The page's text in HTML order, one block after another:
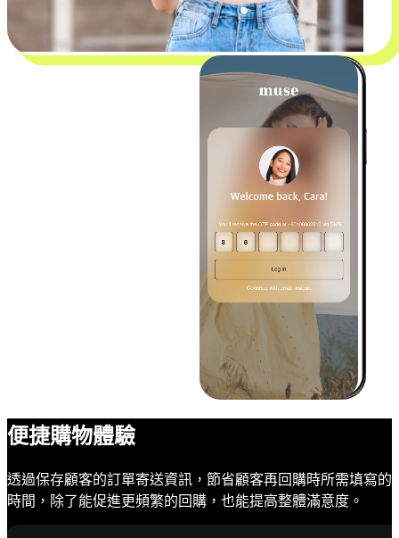
便捷購物體驗
透過保存顧客的訂單寄送資訊，節省顧客再回購時所需填寫的
時間，除了能促進更頻繁的回購，也能提高整體滿意度。